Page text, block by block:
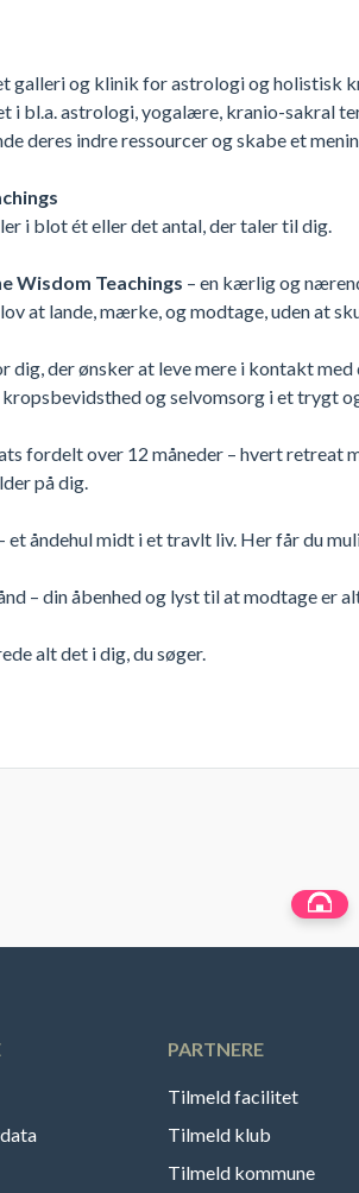
galleri og klinik for astrologi og holistisk
i bl.a. astrologi, yogalære, kranio-sakral
deres indre ressourcer og skabe et
i blot ét eller det antal, der taler til dig.
Wisdom Teachings – en kærlig og
at lande, mærke, og modtage, uden at
dig, der ønsker at leve mere i kontakt
og selvomsorg i et trygt
fordelt over 12 måneder – hvert retreat
på dig.
et åndehul midt i et travlt liv. Her får du
– din åbenhed og lyst til at modtage er
alt det i dig, du søger.
PARTNERE
Tilmeld facilitet
Tilmeld klub
Tilmeld kommune